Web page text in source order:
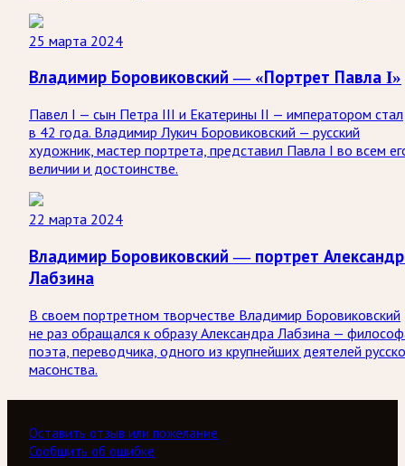
25 марта 2024
Владимир Боровиковский — «Портрет Павла I»
Павел I — сын Петра III и Екатерины II — императором стал
в 42 года. Владимир Лукич Боровиковский — русский
художник, мастер портрета, представил Павла I во всем
величии и достоинстве.
22 марта 2024
Владимир Боровиковский — портрет
Лабзина
В своем портретном творчестве Владимир Боровиковский
не раз обращался к образу Александра Лабзина —
поэта, переводчика, одного из крупнейших деятелей
масонства.
Оставить отзыв или пожелание
Сообщить об ошибке